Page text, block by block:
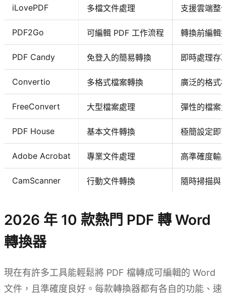
iLovePDF 多檔文件處理 支援雲端整
PDF2Go 可編輯 PDF 工作流程 轉換前編輯
PDF Candy 免登入的簡易轉換 即時處理存
Convertio 多格式檔案轉換 廣泛的格式
FreeConvert 大型檔案處理 彈性的檔案
PDF House 基本文件轉換 極簡設定即
Adobe Acrobat 專業文件處理 高準確度輸
CamScanner 行動文件轉換 隨時掃描與
2026 年 10 款熱門 PDF 轉 Word
轉換器
現在有許多工具能輕鬆將 PDF 檔轉成可編輯的 Word
文件，且準確度良好。每款轉換器都有各自的功能、速